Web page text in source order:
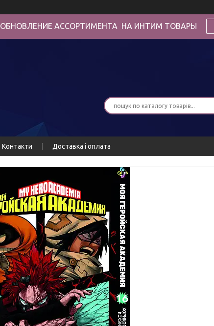
ОБНОВЛЕНИЕ АССОРТИМЕНТА НА ИНТИМ ТОВАРЫ
Контакти Доставка і оплата